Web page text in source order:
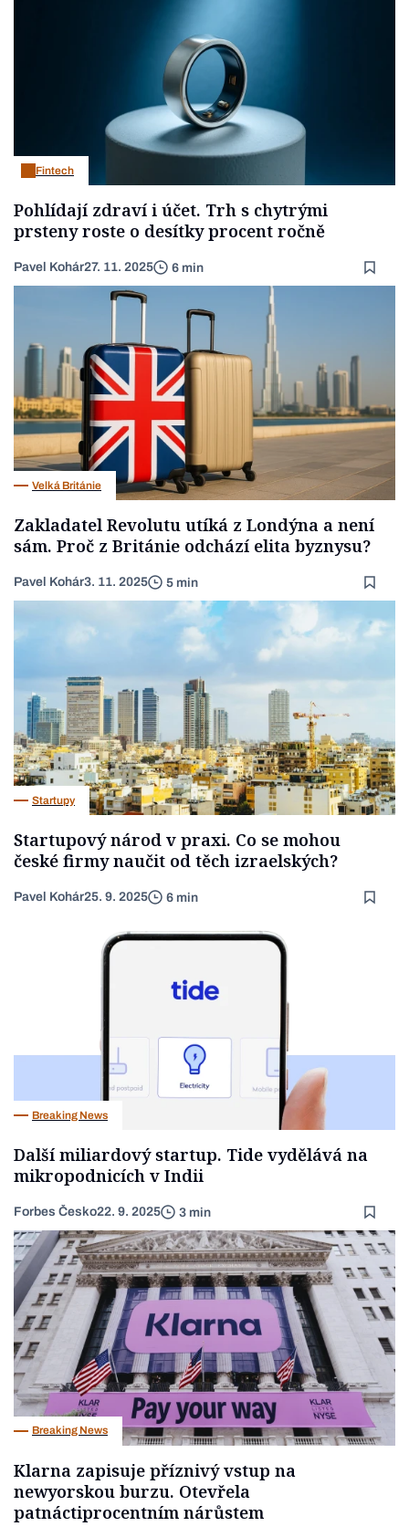
Fintech
Pohlídají zdraví i účet. Trh s chytrými
prsteny roste o desítky procent ročně
Pavel Kohár27. 11. 2025 6 min
Velká Británie
Zakladatel Revolutu utíká z Londýna a není
sám. Proč z Británie odchází elita byznysu?
Pavel Kohár3. 11. 2025 5 min
Startupy
Startupový národ v praxi. Co se mohou
české firmy naučit od těch izraelských?
Pavel Kohár25. 9. 2025 6 min
Breaking News
Další miliardový startup. Tide vydělává na
mikropodnicích v Indii
Forbes Česko22. 9. 2025 3 min
Breaking News
Klarna zapisuje příznivý vstup na
newyorskou burzu. Otevřela
patnáctiprocentním nárůstem